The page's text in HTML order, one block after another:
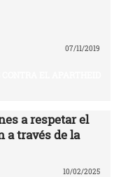
07/11/2019
a respetar el
través de la
10/02/2025